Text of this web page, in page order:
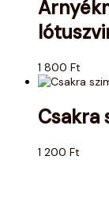
1 800 Ft
Csakra
1 200 Ft